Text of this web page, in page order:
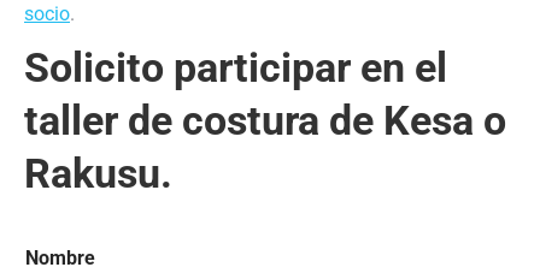
socio.
Solicito participar en el
taller de costura de Kesa o
Rakusu.
Nombre